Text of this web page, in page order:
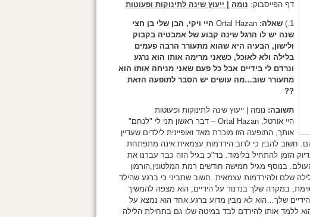
דף הפייסבוק: נומה | ייעוץ שינה לתינוקות ופעוטות
1.) שאלה: Ortal Hazan
היי ויקי, הבן שלי בן חצי
שנה יש לו הרגל שינה קבוע של אמבטיה בקבוק
ולישון, הבעיה היא שהוא מתעורר הרבה פעמים
בלילה ולא לאוכל, כשאני מרימה אותו הוא נרגע
ונרדם לי בידיים אבל כל פעם שאני מניחה אותו הוא
מתעורר שוב…מה עושים יש הסבר לתופעה הזאת
??
תשובה: נומה | ייעוץ שינה לתינוקות ופעוטות
היי אורטל, Ortal Hazan – דבר ראשון תני לי "לנחם"
אותך, התופעה הזו מוכרת מאד ואופיינית לילדים שעדיין
חשוב להבין כי לרוב הירדמות עצמאית אינה מתפתחת
הזמן להתחיל בלימוד. בד"כ בגיל הזה כבר עברנו את
בנוסף מגיל חמישה חודשים רמת המלטונין,הורמון
שלם ולהירדמות עצמאית. חשוב שתביני כי ברגע שהילד
במקרה שלך בנדנוד על הידיים, הוא מצפה להמשיך
שלך…הוא לא מבין מדוע ברגע אחד הוא נמצא על
ללמד אותו להירדם לבד במיטה שלו גם בתחילת הלילה